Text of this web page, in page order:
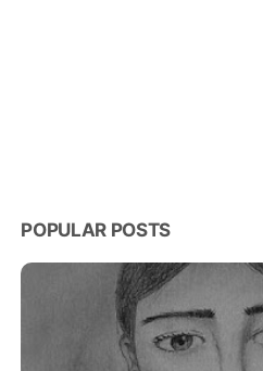
POPULAR POSTS